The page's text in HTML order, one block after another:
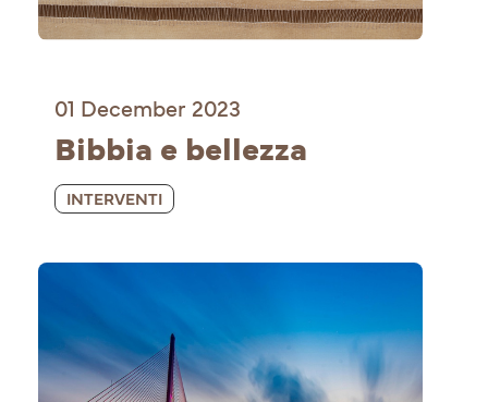
01 December 2023
Bibbia e bellezza
INTERVENTI